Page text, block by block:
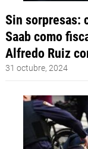
Sin sorpresas:
Saab como
Alfredo Ruiz
31 octubre, 2024